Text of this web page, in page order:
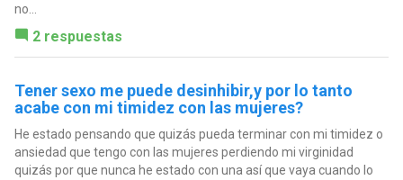
no...
2 respuestas
Tener sexo me puede desinhibir,y por lo tanto
acabe con mi timidez con las mujeres?
He estado pensando que quizás pueda terminar con mi timidez o
ansiedad que tengo con las mujeres perdiendo mi virginidad
quizás por que nunca he estado con una así que vaya cuando lo